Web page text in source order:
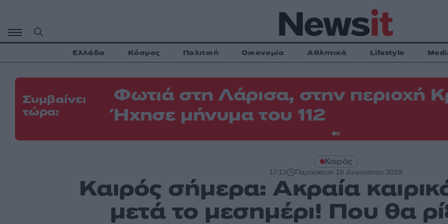
περιεχόμενο
Ελλάδα Κόσμος Πολιτική Οικονομία Αθλητικά Lifestyle
Συμβαίνει
τώρα:
Φωτιά στη Λάρισα, στην περιοχή
Ήχησε μήνυμα του 112
Καιρός
17:13 Παρασκευή 16 Αυγούστου 2019
Καιρός σήμερα: Ακραία
μετά το μεσημέρι! Που θα